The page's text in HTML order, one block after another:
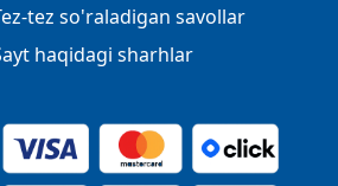
tez so'raladigan savollar
haqidagi sharhlar